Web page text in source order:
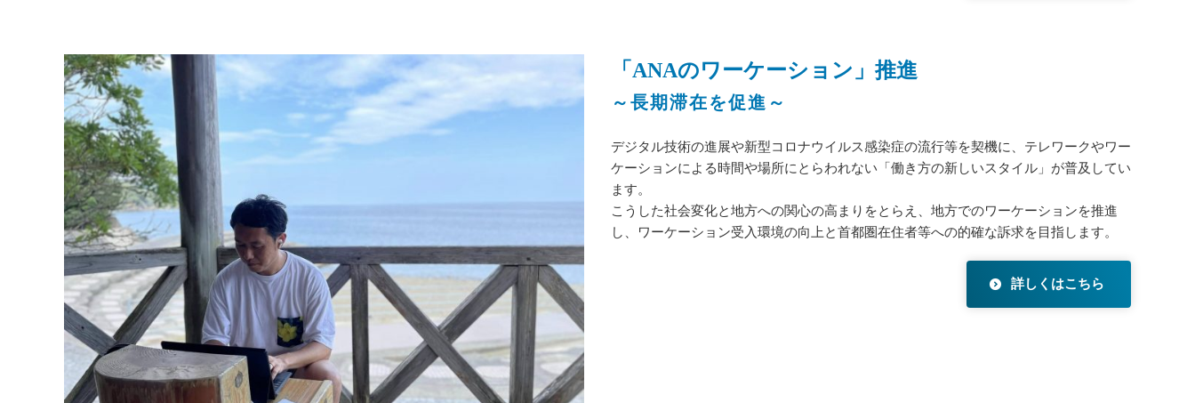
「ANAのワーケーション」推進
～長期滞在を促進～
デジタル技術の進展や新型コロナウイルス感染症の流行等を契機に、テレワークやワー
ケーションによる時間や場所にとらわれない「働き方の新しいスタイル」が普及してい
ます。
こうした社会変化と地方への関心の高まりをとらえ、地方でのワーケーションを推進
し、ワーケーション受入環境の向上と首都圏在住者等への的確な訴求を目指します。
詳しくはこちら